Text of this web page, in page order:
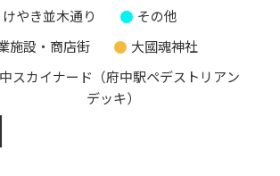
けやき並木通り
その他
施設・商店街
大國魂神社
スカイナード（府中駅ペデストリアン
デッキ）